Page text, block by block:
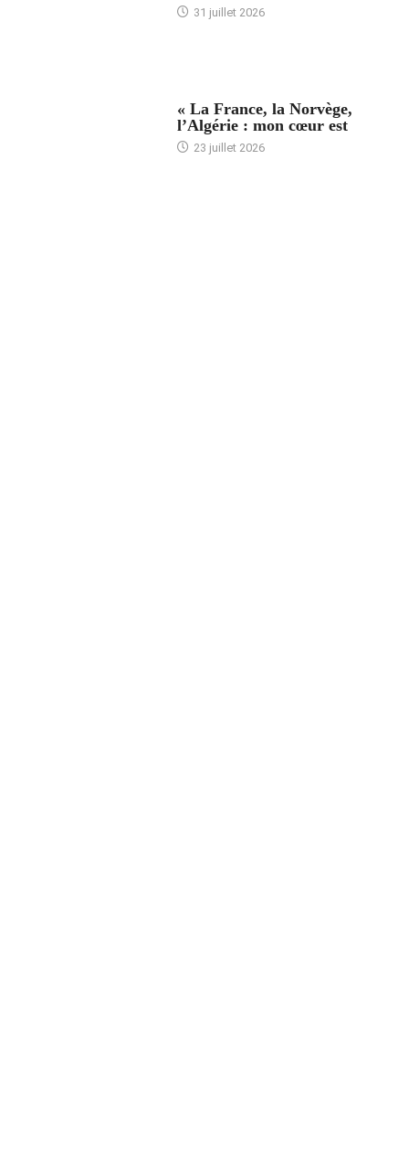
31 juillet 2026
« La France, la Norvège,
l’Algérie : mon cœur est
23 juillet 2026